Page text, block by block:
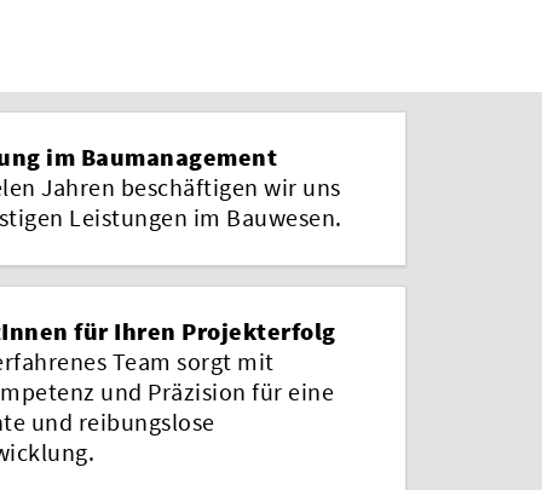
im Baumanagement
Jahren beschäftigen wir uns
Leistungen im Bauwesen.
für Ihren Projekterfolg
Team sorgt mit
und Präzision für eine
und reibungslose